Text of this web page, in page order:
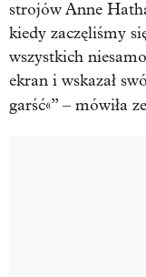
strojów Anne
kiedy zaczęliśmy
wszystkich
ekran i wskazał
garść«” – mówiła